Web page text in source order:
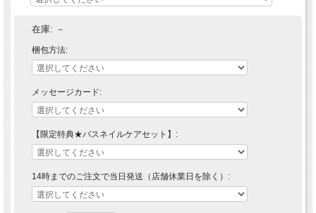
在庫: －
梱包方法:
メッセージカード:
【限定特典★バスネイルケアセット】:
14時までのご注文で当日発送（店舗休業日を除く）: